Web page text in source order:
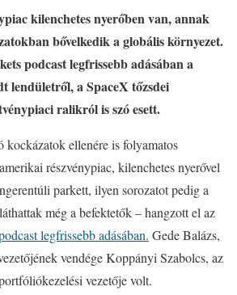
kilenchetes nyerőben van, annak
bővelkedik a globális környezet.
podcast legfrissebb adásában a
lendületről, a SpaceX tőzsdei
ralikról is szó esett.
kockázatok ellenére is folyamatos
részvénypiac, kilenchetes nyerővel
parkett, ilyen sorozatot pedig a
még a befektetők – hangzott el az
legfrissebb adásában. Gede Balázs,
vendége Koppányi Szabolcs, az
vezetője volt.